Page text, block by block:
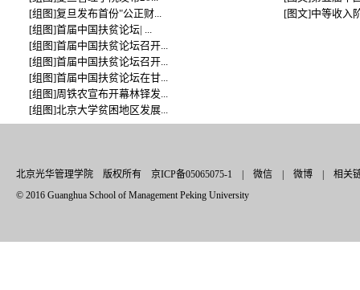
[组图]复旦发布首份"公正财...
[组图]首届中国扶贫论坛| ...
[组图]首届中国扶贫论坛召开...
[组图]首届中国扶贫论坛召开...
[组图]首届中国扶贫论坛在甘...
[组图]周铁农宣布开幕林铎发...
[组图]北京大学贫困地区发展...
[图文]中等收入
北京光华管理学院 版权所有 京ICP备05065075-1 | 微信 微博
相关
© 2016 Guanghua School of Management Peking University